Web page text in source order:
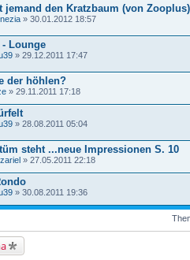
jemand den Kratzbaum (von
» 30.01.2012 18:57
- Lounge
» 29.12.2011 17:47
der höhlen?
» 29.11.2011 17:18
» 28.08.2011 05:04
steht ...neue Impressionen S. 10
» 27.05.2011 22:18
» 30.08.2011 19:36